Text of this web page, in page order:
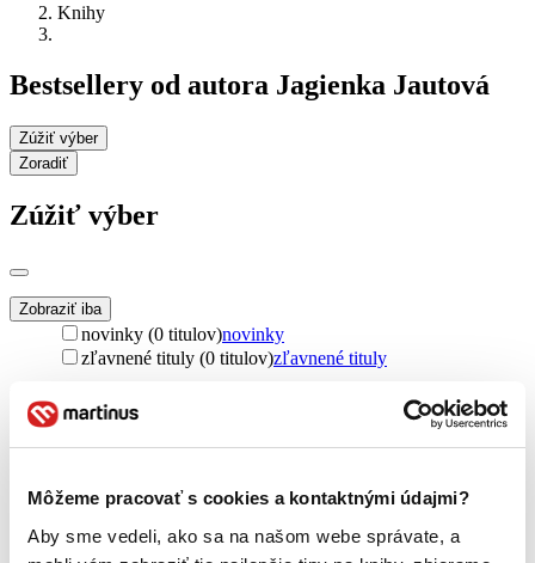
Môžeme pracovať s cookies a kontaktnými údajmi?
Aby sme vedeli, ako sa na našom webe správate, a
Knihy
Bestsellery od autora Jagienka Jautová
Zúžiť výber
Zoradiť
Zúžiť výber
Zobraziť iba
novinky (0 titulov)novinky
zľavnené tituly (0 titulov)zľavnené tituly
Dostupnosť
na centrálnom sklade (0 titulov)
na centrálnom sklade
predpredaj (0 titulov)predpredaj
dostupná (bez vypredaných) (0 titulov)dostupná (bez